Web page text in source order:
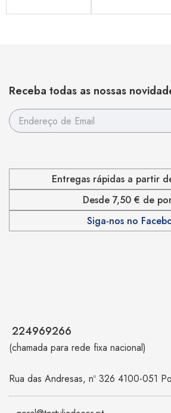
Receba todas as nossas
Entregas rápidas a partir
Desde 7,50 € de
Siga-nos no
224969266
(chamada para rede fixa nacional)
Rua das Andresas, nº 326 4100-051